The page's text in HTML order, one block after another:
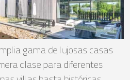
gama de lujosas casas
clase para diferentes